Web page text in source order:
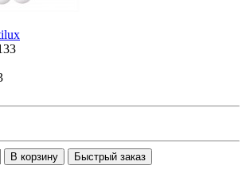
В корзину Быстрый заказ